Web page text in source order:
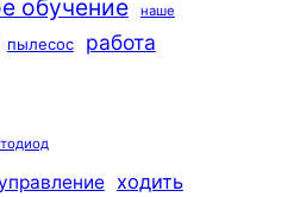
обучение наше
пылесос работа
ходить